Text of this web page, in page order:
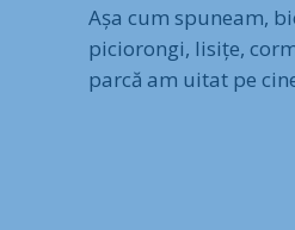
Așa cum spuneam,
piciorongi, lisițe,
parcă am uitat pe